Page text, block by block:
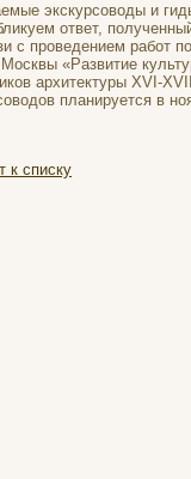
экскурсоводы и
ответ,
с проведением работ
«Развитие
архитектуры XVI-
планируется в
к списку